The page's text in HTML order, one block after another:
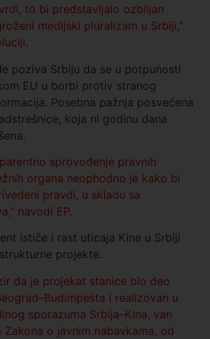
to bi predstavljalo ozbiljan
medijski pluralizam u Srbiji,”
poziva Srbiju da se u potpunosti
EU u borbi protiv stranog
Posebna pažnja posvećena
koja ni godinu dana
sprovođenje pravnih
organa neophodno je kako bi
pravdi, u skladu sa
navodi EP.
ističe i rast uticaja Kine u Srbiji
projekte.
da je projekat stanice bio deo
i realizovan u
sporazuma Srbija–Kina, van
o javnim nabavkama, od